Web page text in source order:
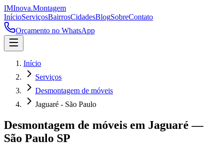
IMInova.Montagem
InícioServiçosBairrosCidadesBlogSobreContato
Orçamento no WhatsApp
Início
Serviços
Desmontagem de móveis
Jaguaré - São Paulo
Desmontagem de móveis em Jaguaré —
São Paulo SP